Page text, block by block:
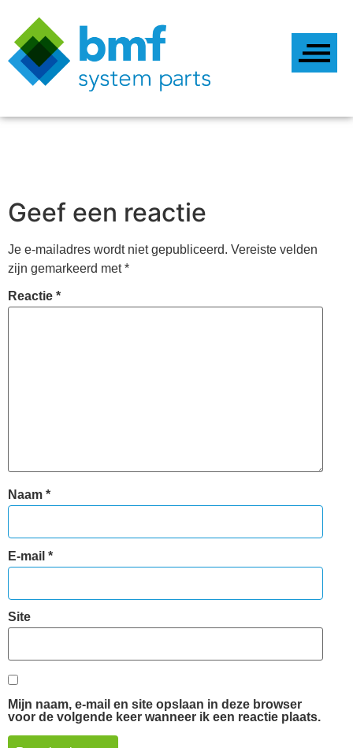
Geef een reactie
Je e-mailadres wordt niet gepubliceerd. Vereiste velden
zijn gemarkeerd met*
Reactie *
Naam *
E-mail *
Site
Mijn naam, e-mail en site opslaan in deze browser
voor de volgende keer wanneer ik een reactie plaats.